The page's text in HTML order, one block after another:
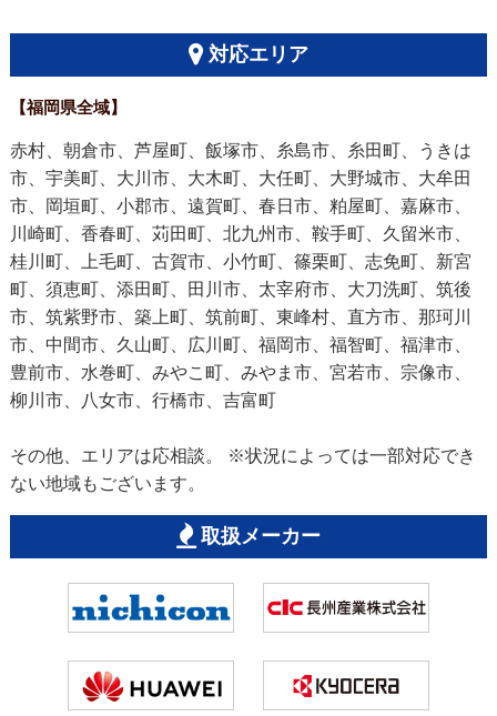
対応エリア
【福岡県全域】
赤村、朝倉市、芦屋町、飯塚市、糸島市、糸田町、うきは
市、宇美町、大川市、大木町、大任町、大野城市、大牟田
市、岡垣町、小郡市、遠賀町、春日市、粕屋町、嘉麻市、
川崎町、香春町、苅田町、北九州市、鞍手町、久留米市、
桂川町、上毛町、古賀市、小竹町、篠栗町、志免町、新宮
町、須恵町、添田町、田川市、太宰府市、大刀洗町、筑後
市、筑紫野市、築上町、筑前町、東峰村、直方市、那珂川
市、中間市、久山町、広川町、福岡市、福智町、福津市、
豊前市、水巻町、みやこ町、みやま市、宮若市、宗像市、
柳川市、八女市、行橋市、吉富町
その他、エリアは応相談。 ※状況によっては一部対応でき
ない地域もございます。
取扱メーカー